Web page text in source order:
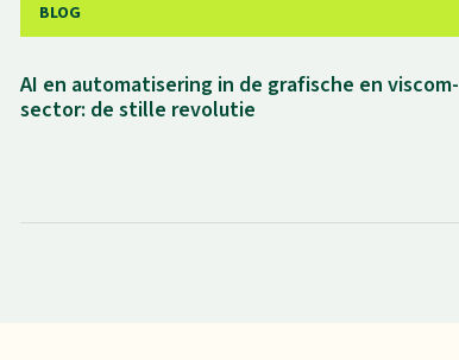
BLOG
AI en automatisering in de grafische en viscom-
sector: de stille revolutie